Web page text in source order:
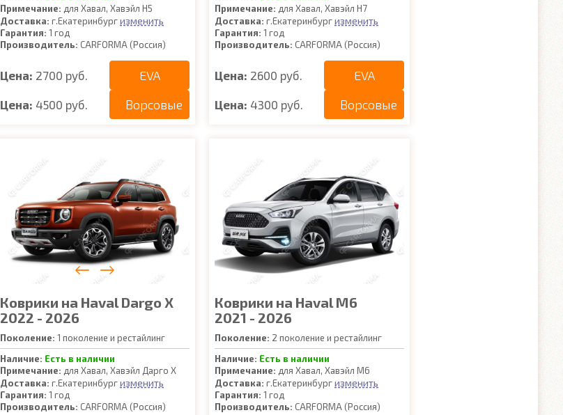
Примечание: для Хавал, Хавэйл Н5
Доставка: г.Екатеринбургизменить
Гарантия: 1 год
Производитель: CARFORMA (Россия)
Цена: 2700 руб. EVA
Цена: 4500 руб. Ворсовые
Примечание: для Хавал, Хавэйл Н7
Доставка: г.Екатеринбургизменить
Гарантия: 1 год
Производитель: CARFORMA (Россия)
Цена: 2600 руб. EVA
Цена: 4300 руб. Ворсовые
Коврики на Haval Dargo X
2022 - 2026
Поколение: 1 поколение и рестайлинг
Наличие: Есть в наличии
Примечание: для Хавал, Хавэйл Дарго Х
Доставка: г.Екатеринбургизменить
Гарантия: 1 год
Производитель: CARFORMA (Россия)
Коврики на Haval M6
2021 - 2026
Поколение: 2 поколение и рестайлинг
Наличие: Есть в наличии
Примечание: для Хавал, Хавэйл М6
Доставка: г.Екатеринбургизменить
Гарантия: 1 год
Производитель: CARFORMA (Россия)